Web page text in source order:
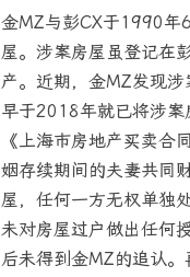
金MZ与彭CX于1990年
屋。涉案房屋虽登记在
产。近期，金MZ发现
早于2018年就已将涉案
《上海市房地产买卖合
姻存续期间的夫妻共同
屋，任何一方无权单独
未对房屋过户做出任何
后未得到金MZ的追认